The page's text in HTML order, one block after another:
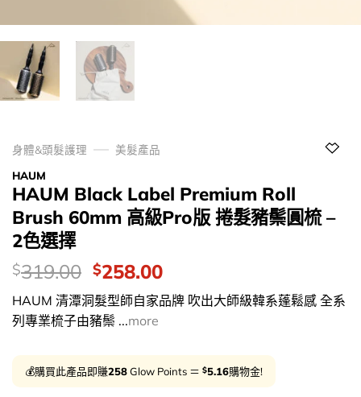
身體&頭髮護理
美髮產品
HAUM
HAUM Black Label Premium Roll
Brush 60mm 高級Pro版 捲髮豬鬃圓梳 –
2色選擇
價
錢：
$319.00 Original
price
was:
$319.00.
$258.00Current
price
is:
HAUM 清潭洞髮型師自家品牌 吹出大師級韓系蓬鬆感 全系
列專業梳子由豬鬃 ...more
💰購買此產品即賺258Glow Points ＝ $5.16購物金!